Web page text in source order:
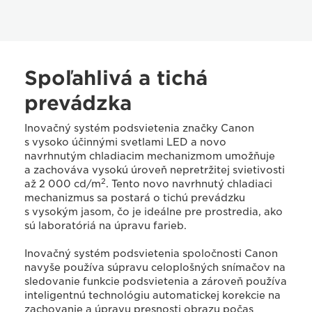
Spoľahlivá a tichá
prevádzka
Inovačný systém podsvietenia značky Canon
s vysoko účinnými svetlami LED a novo
navrhnutým chladiacim mechanizmom umožňuje
a zachováva vysokú úroveň nepretržitej svietivosti
až 2 000 cd/m2. Tento novo navrhnutý chladiaci
mechanizmus sa postará o tichú prevádzku
s vysokým jasom, čo je ideálne pre prostredia, ako
sú laboratóriá na úpravu farieb.
Inovačný systém podsvietenia spoločnosti Canon
navyše používa súpravu celoplošných snímačov na
sledovanie funkcie podsvietenia a zároveň používa
inteligentnú technológiu automatickej korekcie na
zachovanie a úpravu presnosti obrazu počas